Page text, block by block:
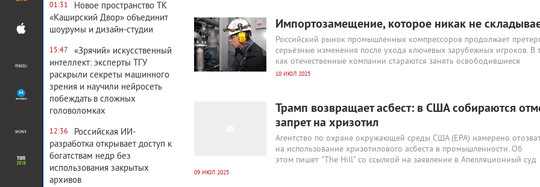
01:31
Новое пространство ТК
«Каширский Двор» объединит
шоурумы и дизайн-студии
15:47
«Зрячий» искусственный
интеллект: эксперты ТГУ
раскрыли секреты машинного
зрения и научили нейросеть
побеждать в сложных
головоломках
12:36
Российская ИИ-
разработка открывает доступ к
богатствам недр без
использования закрытых
архивов
Импортозамещение, которое никак не
Российский рынок промышленных компрессоров продолжает
серьёзные изменения после ухода ключевых зарубежных игроков. В
как отечественные компании стараются занять освободившиеся
10 ИЮЛ 2025
Трамп возвращает асбест: в США собираются
запрет на хризотил
Агентство по охране окружающей среды США (EPA) намерено
на использование хризотилового асбеста в промышленности. Об
этом пишет "The Hill" со ссылкой на заявление в Апелляционный суд
09 ИЮЛ 2025